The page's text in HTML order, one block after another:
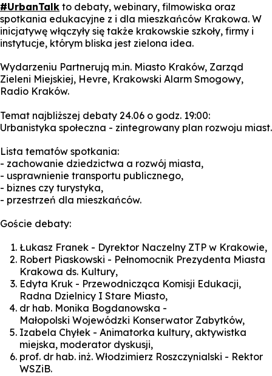
#UrbanTalk to debaty, webinary, filmowiska oraz
spotkania edukacyjne z i dla mieszkańców Krakowa. W
inicjatywę włączyły się także krakowskie szkoły, firmy i
instytucje, którym bliska jest zielona idea.
Wydarzeniu Partnerują m.in. Miasto Kraków, Zarząd
Zieleni Miejskiej, Hevre, Krakowski Alarm Smogowy,
Radio Kraków.
Temat najbliższej debaty 24.06 o godz. 19:00:
Urbanistyka społeczna - zintegrowany plan rozwoju miast.
Lista tematów spotkania:
- zachowanie dziedzictwa a rozwój miasta,
- usprawnienie transportu publicznego,
- biznes czy turystyka,
- przestrzeń dla mieszkańców.
Goście debaty:
Łukasz Franek - Dyrektor Naczelny ZTP w Krakowie,
Robert Piaskowski - Pełnomocnik Prezydenta Miasta
Krakowa ds. Kultury,
Edyta Kruk - Przewodnicząca Komisji Edukacji,
Radna Dzielnicy I Stare Miasto,
dr hab. Monika Bogdanowska -
Małopolski Wojewódzki Konserwator Zabytków,
Izabela Chyłek - Animatorka kultury, aktywistka
miejska, moderator dyskusji,
prof. dr hab. inż. Włodzimierz Roszczynialski - Rektor
WSZiB.